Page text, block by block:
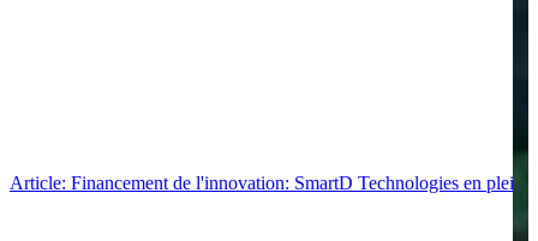
Article: Financement de l'innovation: SmartD Technologies en pleine